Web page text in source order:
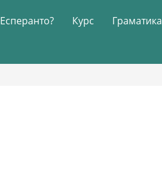
Есперанто? Курс Граматика